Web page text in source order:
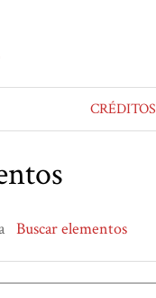
CRÉDITOS
Buscar elementos